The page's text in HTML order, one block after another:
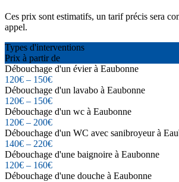
Ces prix sont estimatifs, un tarif précis sera
appel.
Types d'interventions
Prix à partir de
Débouchage d'un évier à Eaubonne
120€ – 150€
Débouchage d'un lavabo à Eaubonne
120€ – 150€
Débouchage d'un wc à Eaubonne
120€ – 200€
Débouchage d'un WC avec sanibroyeur à
140€ – 220€
Débouchage d'une baignoire à Eaubonne
120€ – 160€
Débouchage d'une douche à Eaubonne